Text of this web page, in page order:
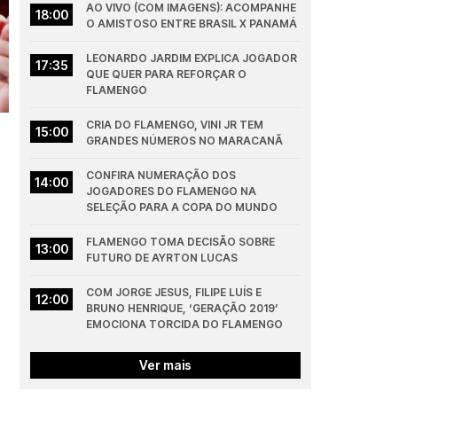
18:00
AO VIVO (COM IMAGENS): ACOMPANHE
O AMISTOSO ENTRE BRASIL X PANAMÁ
17:35
LEONARDO JARDIM EXPLICA JOGADOR
QUE QUER PARA REFORÇAR O
FLAMENGO
15:00
CRIA DO FLAMENGO, VINI JR TEM
GRANDES NÚMEROS NO MARACANÃ
14:00
CONFIRA NUMERAÇÃO DOS
JOGADORES DO FLAMENGO NA
SELEÇÃO PARA A COPA DO MUNDO
13:00
FLAMENGO TOMA DECISÃO SOBRE
FUTURO DE AYRTON LUCAS
12:00
COM JORGE JESUS, FILIPE LUÍS E
BRUNO HENRIQUE, ‘GERAÇÃO 2019’
EMOCIONA TORCIDA DO FLAMENGO
Ver mais